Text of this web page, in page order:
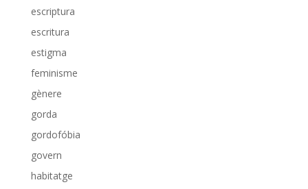
escriptura
escritura
estigma
feminisme
gènere
gorda
gordofóbia
govern
habitatge